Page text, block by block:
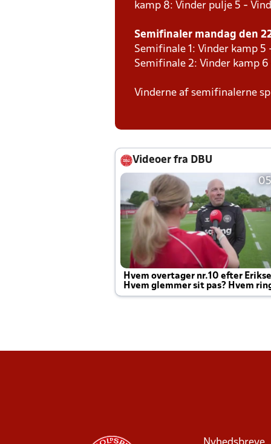
kamp 8: Vinder pulje 5 -
Semifinaler mandag den
Semifinale 1: Vinder kamp 5
Semifinale 2: Vinder kamp
Vinderne af semifinalerne
Videoer fra DBU
Hvem overtager nr.10 efter
Hvem glemmer sit pas? Hvem
Joachim altid til efter kampe?